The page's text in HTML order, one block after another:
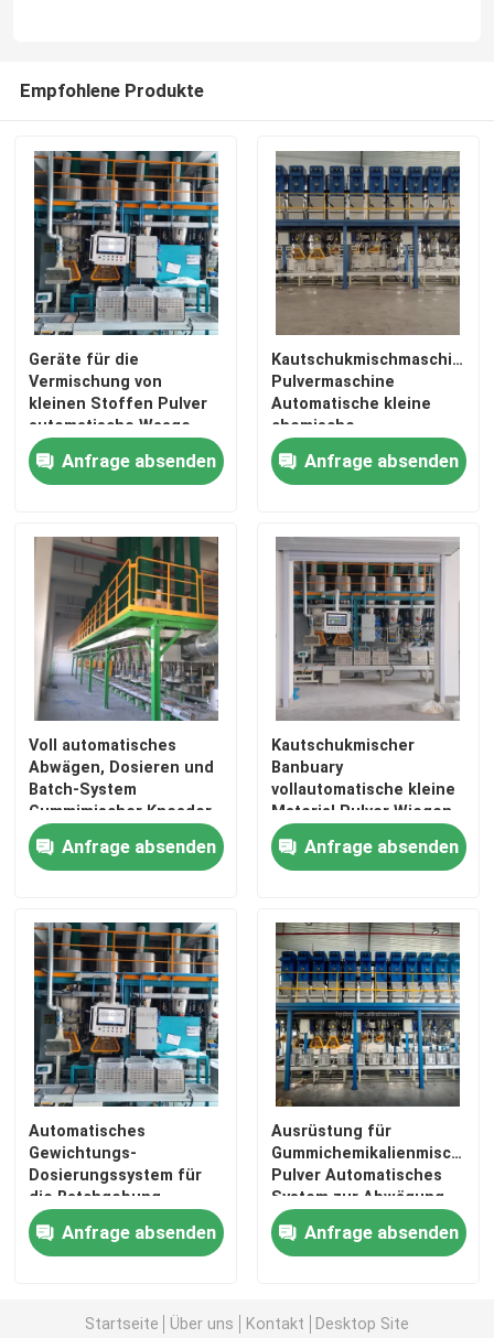
Haus
Produkte
Über uns
Fabrik-Ausflug
Qualitätskontrolle
Treten Sie mit uns in Verbindung
Nachrichten
Fordern Sie ein Zitat
Gummiprozeßmaschine
Gummipulver-Fertigungsstraße
Gummiknetermaschine
Gummi-Banbury-Mischer
Gummivulkanisierungspresse
Regenerat-Blatt-Linie
Kunststoff-Recycling-Linie
Empfohlene Produkte
Geräte für die
Vermischung von
kleinen Stoffen Pulver
automatische Waage
Anfrage absenden
Kautschukmischmaschine
Pulvermaschine
Automatische kleine
chemische
Gewichtungsmaschine
Anfrage absenden
Voll automatisches
Abwägen, Dosieren und
Batch-System
Gummimischer Kneader
Anfrage absenden
Kautschukmischer
Banbuary
vollautomatische kleine
Material Pulver Wiegen
Dosierung Chargen
SystemAnfrage absenden
Automatisches
Gewichtungs-
Dosierungssystem für
die Batchgebung
Anfrage absenden
Ausrüstung für
Gummichemikalienmischer
Pulver Automatisches
System zur Abwägung,
Dosierung und Charging
Anfrage absenden
Startseite Über uns Kontakt Desktop Site